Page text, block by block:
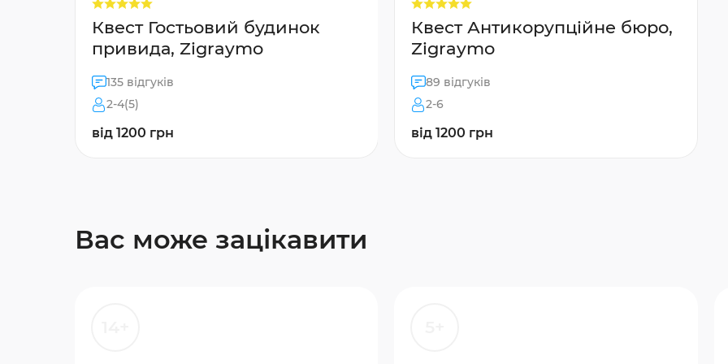
Квест Гостьовий будинок
привида, Zigraymo
135 відгуків
2-4(5)
від 1200 грн
Квест Антикорупційне бюро,
Zigraymo
89 відгуків
2-6
від 1200 грн
Вас може зацікавити